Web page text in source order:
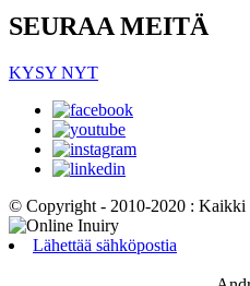
SEURAA MEITÄ
KYSY NYT
© Copyright - 2010-2020 : Kaikki
Lähettää sähköpostia